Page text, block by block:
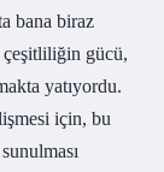
bana biraz
çeşitliliğin gücü,
yatıyordu.
için, bu